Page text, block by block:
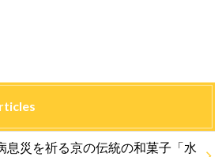
息災を祈る京の伝統の和菓子「水